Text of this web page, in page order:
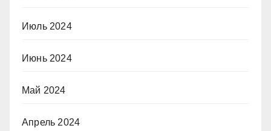
Июль 2024
Июнь 2024
Май 2024
Апрель 2024